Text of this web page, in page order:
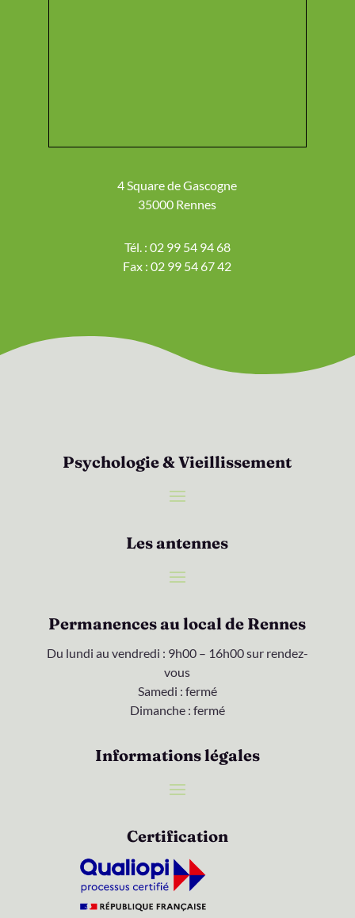
4 Square de Gascogne
35000 Rennes
Tél. : 02 99 54 94 68
Fax : 02 99 54 67 42
Psychologie & Vieillissement
Les antennes
Permanences au local de Rennes
Du lundi au vendredi : 9h00 – 16h00 sur rendez-
vous
Samedi : fermé
Dimanche : fermé
Informations légales
Certification